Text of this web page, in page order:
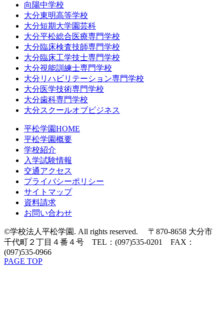
向陽中学校
大分東明高等学校
大分短期大学園芸科
大分平松総合医療専門学校
大分臨床検査技師専門学校
大分臨床工学技士専門学校
大分視能訓練士専門学校
大分リハビリテーション専門学校
大分医学技術専門学校
大分歯科専門学校
大分スクールオブビジネス
平松学園HOME
平松学園概要
学校紹介
入学試験情報
交通アクセス
プライバシーポリシー
サイトマップ
資料請求
お問い合わせ
©学校法人平松学園. All rights reserved. 〒870-8658 大分市
千代町２丁目４番４号 TEL：(097)535-0201 FAX：
(097)535-0966
PAGE TOP